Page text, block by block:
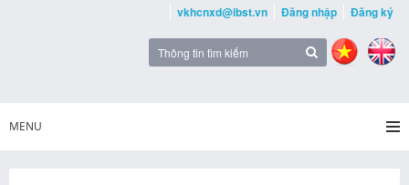
vkhcnxd@ibst.vn Đăng nhập Đăng ký
MENU